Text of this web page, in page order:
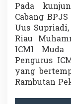
Pada
Cabang
Uus
Riau
ICMI Muda
Pengurus
yang
Rambutan